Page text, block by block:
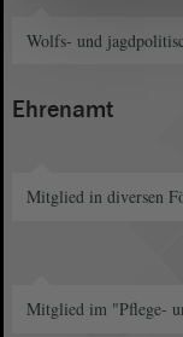
Wolfs- und
Ehrenamt
Mitglied in diversen
Mitglied im "Pflege-